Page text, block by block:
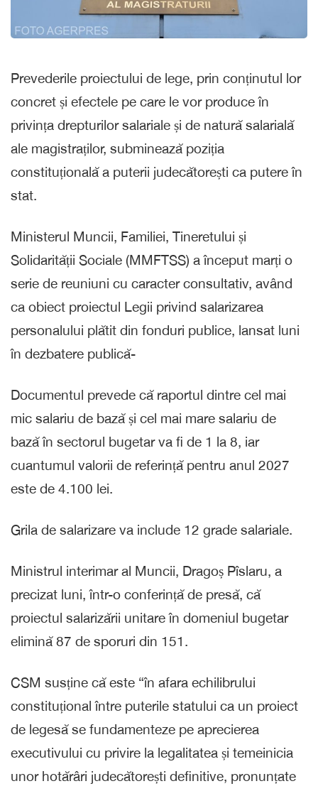
Prevederile proiectului de lege, prin conținutul lor
concret și efectele pe care le vor produce în
privința drepturilor salariale și de natură salarială
ale magistraților, subminează poziția
constituțională a puterii judecătorești ca putere în
stat.
Ministerul Muncii, Familiei, Tineretului și
Solidarității Sociale (MMFTSS) a început marți o
serie de reuniuni cu caracter consultativ, având
ca obiect proiectul Legii privind salarizarea
personalului plătit din fonduri publice, lansat luni
în dezbatere publică-
Documentul prevede că raportul dintre cel mai
mic salariu de bază și cel mai mare salariu de
bază în sectorul bugetar va fi de 1 la 8, iar
cuantumul valorii de referință pentru anul 2027
este de 4.100 lei.
Grila de salarizare va include 12 grade salariale.
Ministrul interimar al Muncii, Dragoș Pîslaru, a
precizat luni, într-o conferință de presă, că
proiectul salarizării unitare în domeniul bugetar
elimină 87 de sporuri din 151.
CSM susține că este “în afara echilibrului
constituțional între puterile statului ca un proiect
de legesă se fundamenteze pe aprecierea
executivului cu privire la legalitatea și temeinicia
unor hotărâri judecătorești definitive, pronunțate